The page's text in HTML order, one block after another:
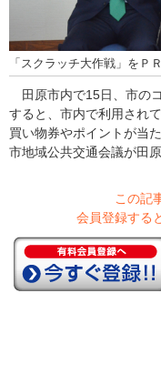
「スクラッチ大作戦」をＰ
田原市内で15日、市の
すると、市内で利用され
買い物券やポイントが当
市地域公共交通会議が田
この記
会員登録する